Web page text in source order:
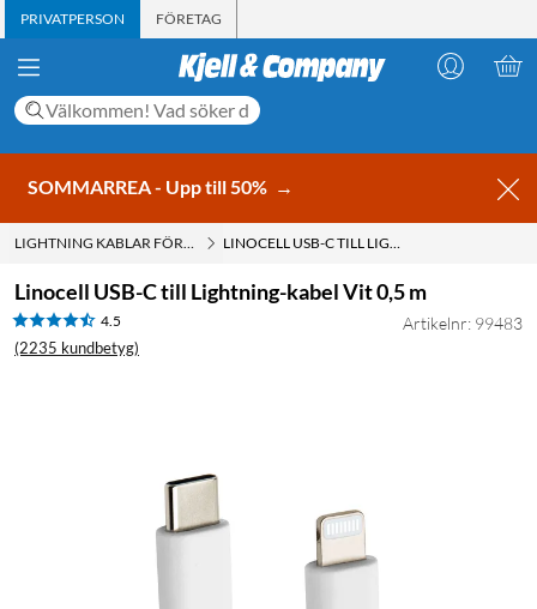
PRIVATPERSON FÖRETAG
SOMMARREA - Upp till 50% →
LIGHTNING KABLAR FÖR IPHONE OCH IPAD LINOCELL USB-C TILL LIGHTNING-KABEL VIT 0,5 M
Linocell USB-C till Lightning-kabel Vit 0,5 m
4.5
(2235 kundbetyg)
Artikelnr: 99483